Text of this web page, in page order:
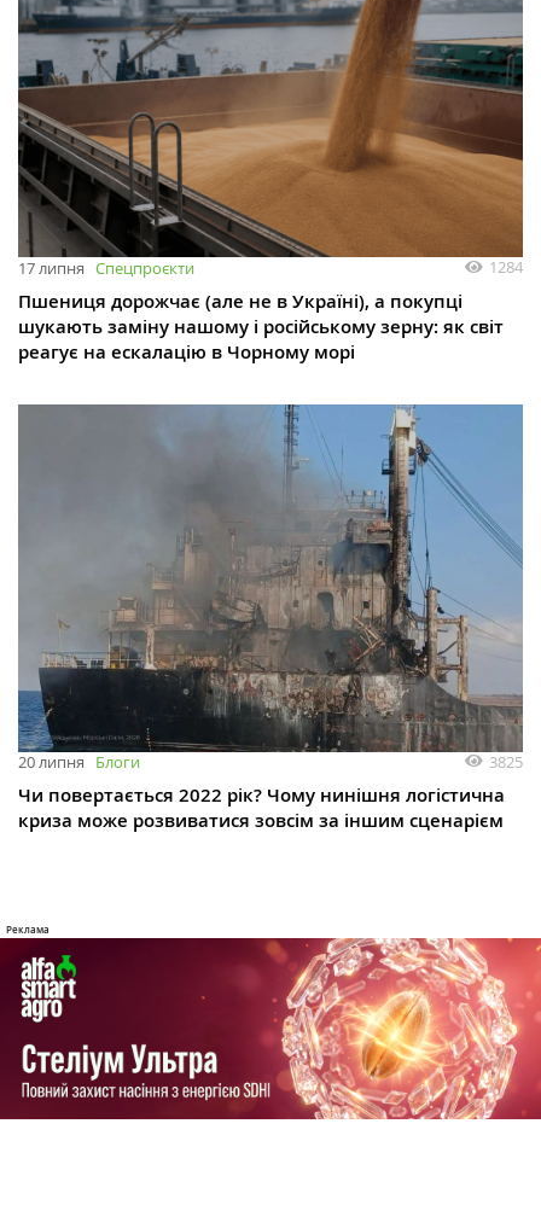
17 липня Спецпроєкти 1284
Пшениця дорожчає (але не в Україні), а покупці
шукають заміну нашому і російському зерну: як світ
реагує на ескалацію в Чорному морі
20 липня Блоги 3825
Чи повертається 2022 рік? Чому нинішня логістична
криза може розвиватися зовсім за іншим сценарієм